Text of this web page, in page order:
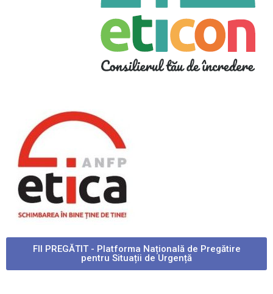
FII PREGĂTIT - Platforma Națională de Pregătire
pentru Situații de Urgență